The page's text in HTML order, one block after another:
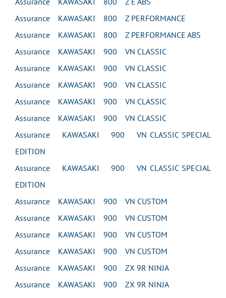
Assurance KAWASAKI 800 Z PERFORMANCE
Assurance KAWASAKI 800 Z PERFORMANCE ABS
Assurance KAWASAKI 900 VN CLASSIC
Assurance KAWASAKI 900 VN CLASSIC
Assurance KAWASAKI 900 VN CLASSIC
Assurance KAWASAKI 900 VN CLASSIC
Assurance KAWASAKI 900 VN CLASSIC
Assurance KAWASAKI 900 VN CLASSIC SPECIAL
EDITION
Assurance KAWASAKI 900 VN CLASSIC SPECIAL
EDITION
Assurance KAWASAKI 900 VN CUSTOM
Assurance KAWASAKI 900 VN CUSTOM
Assurance KAWASAKI 900 VN CUSTOM
Assurance KAWASAKI 900 VN CUSTOM
Assurance KAWASAKI 900 ZX 9R NINJA
Assurance KAWASAKI 900 ZX 9R NINJA